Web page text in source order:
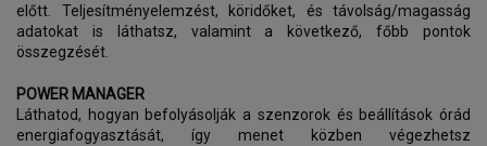
előtt. Teljesítményelemzést, köridőket, és távolság/magasság
adatokat is láthatsz, valamint a következő, főbb pontok
összegzését.
POWER MANAGER
Láthatod, hogyan befolyásolják a szenzorok és beállítások órád
energiafogyasztását, így menet közben végezhetsz